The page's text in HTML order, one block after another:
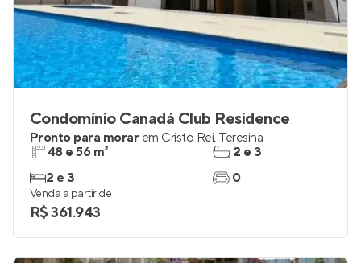
Condomínio Canadá Club Residence
Pronto para morar em Cristo Rei, Teresina
48 e 56 m²
2 e 3
2 e 3
0
Venda a partir de
R$ 361.943